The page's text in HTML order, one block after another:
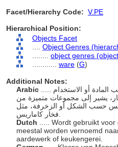
Facet/Hierarchy Code: V.PE
Hierarchical Position:
Objects Facet
Object Genres
object genres
ware (G)
Additional Notes:
Arabic
يشير إلى مجموعات متميزة من
حسب الشكل أو الزخرفة، مثل
Dutch
..... Wordt gebruikt
meestal worden vernoemd
aardewerk of keukengerei.